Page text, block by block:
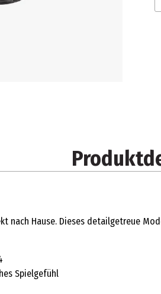
nach Hause. Dieses detailgetreue
Spielgefühl